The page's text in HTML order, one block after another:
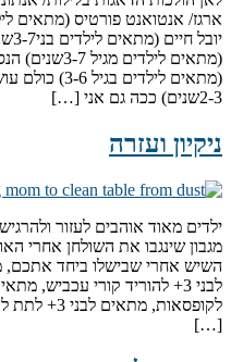
(מתאים
(מתאים
2-3שנים) ככה גם אני […]
ניקיון ועזרה
ילדים מאוד אוהבים לעזור
מגבון שינגבו את השולחן אחרי
[…]